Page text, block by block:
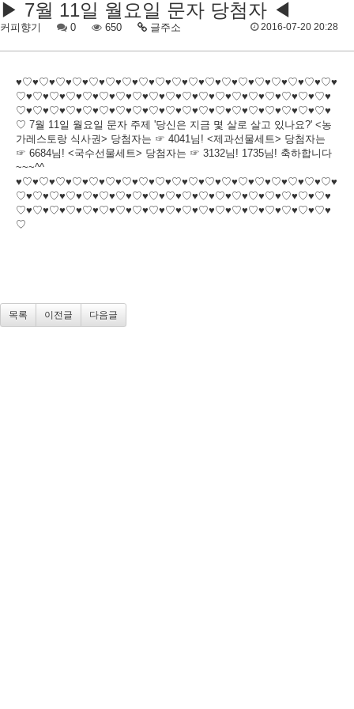
▶ 7월 11일 월요일 문자 당첨자 ◀
커피향기 0 650 글주소 2016-07-20 20:28
♥♡♥♡♥♡♥♡♥♡♥♡♥♡♥♡♥♡♥♡♥♡♥♡♥♡♥♡♥♡♥♡♥♡♥♡♥♡♥
♡♥♡♥♡♥♡♥♡♥♡♥♡♥♡♥♡♥♡♥♡♥♡♥♡♥♡♥♡♥♡♥♡♥♡♥♡♥
♡♥♡♥♡♥♡♥♡♥♡♥♡♥♡♥♡♥♡♥♡♥♡♥♡♥♡♥♡♥♡♥♡♥♡♥♡♥
♡ 7월 11일 월요일 문자 주제 '당신은 지금 몇 살로 살고 있나요?' <농
가레스토랑 식사권> 당첨자는 ☞ 4041님! <제과선물세트> 당첨자는
☞ 6684님! <국수선물세트> 당첨자는 ☞ 3132님! 1735님! 축하합니다
~~~^^
♥♡♥♡♥♡♥♡♥♡♥♡♥♡♥♡♥♡♥♡♥♡♥♡♥♡♥♡♥♡♥♡♥♡♥♡♥♡♥
♡♥♡♥♡♥♡♥♡♥♡♥♡♥♡♥♡♥♡♥♡♥♡♥♡♥♡♥♡♥♡♥♡♥♡♥♡♥
♡♥♡♥♡♥♡♥♡♥♡♥♡♥♡♥♡♥♡♥♡♥♡♥♡♥♡♥♡♥♡♥♡♥♡♥♡♥
♡
목록 이전글 다음글